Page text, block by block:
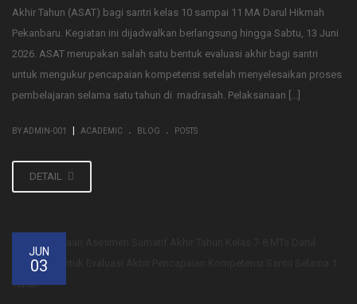
Akhir Tahun (ASAT) bagi santri kelas 10 sampai 11 MA Darul Hikmah
Pekanbaru. Kegiatan ini dijadwalkan berlangsung hingga Sabtu, 13 Juni
2026. ASAT merupakan salah satu bentuk evaluasi akhir bagi santri
untuk mengukur pencapaian kompetensi setelah menyelesaikan proses
pembelajaran selama satu tahun di madrasah. Pelaksanaan […]
BY ADMIN-001 | ACADEMIC . BLOG . POSTS
DETAIL
JUN
03